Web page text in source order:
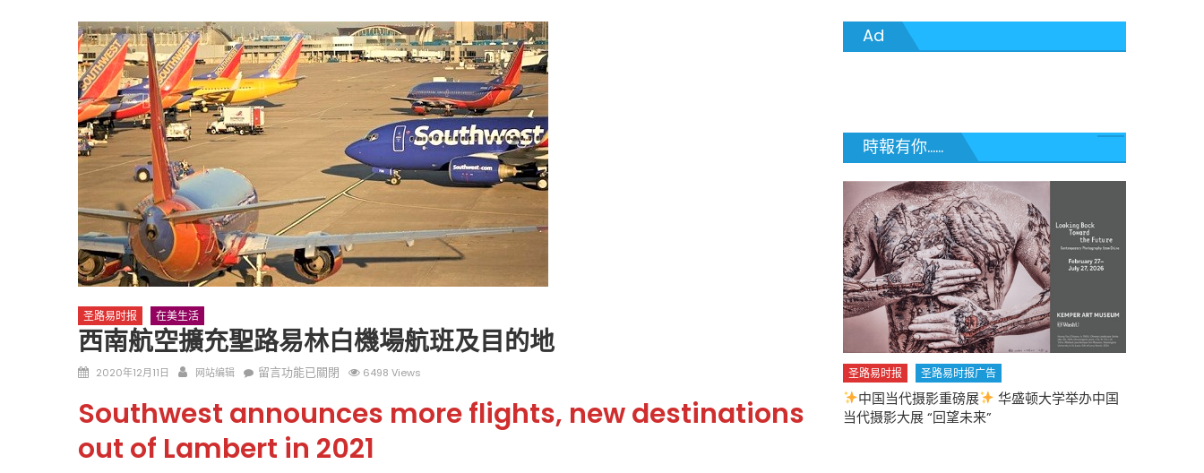
圣路易时报 在美生活
西南航空擴充聖路易林白機場航班及目的地
Posted
2020年12月11日 Author
网站编辑
在
南
空
留言功能已關閉 6498 Views
Southwest announces more flights, new destinations
out of Lambert in 2021
Ad
時報有你......
Lu Team 卢长志
免费健康检查 无需预约 免费赠送血压计供符合
条件者使用 欢迎参加索取! 4月18日星期六 上午
9点至中午 Grace UM Church
了解您的数字! 3月21日星期六 上午9点至中午
圣路易时报 圣路易时报广告
中国当代摄影重磅展
华盛顿大学举办中国
当代摄影大展 “回望未来”